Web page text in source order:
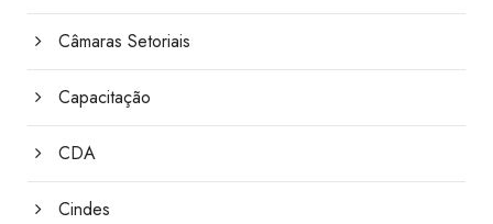
Câmaras Setoriais
Capacitação
CDA
Cindes